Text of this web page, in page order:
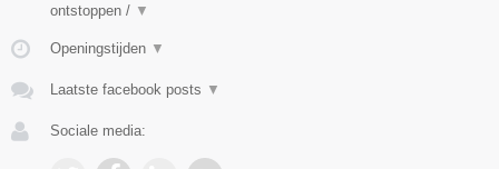
ontstoppen / ▼
Openingstijden ▼
Laatste facebook posts ▼
Sociale media: